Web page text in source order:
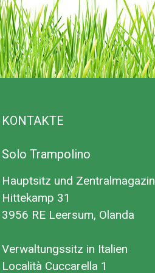
ein normales
Schutzplatte sorgt
mit dem Boden ist.
1 Meter
FlatLevel mit
einem
springen
KONTAKTE
Solo Trampolino
Hauptsitz und Zentralmagazin
Hittekamp 31
3956 RE Leersum, Olanda
Verwaltungssitz in Italien
Località Cuccarella 1